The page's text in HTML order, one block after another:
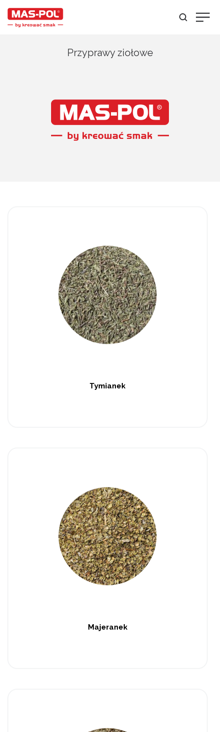
Przyprawy ziołowe
Tymianek
Majeranek